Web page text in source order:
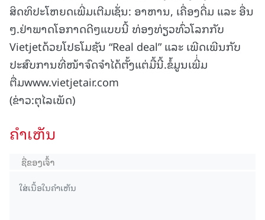
ສິດທິປະໂຫຍດເພີ່ມເຕີມເຊັ່ນ: ອາຫານ, ເຄື່ອງດື່ມ ແລະ ອື່ນ
ໆ.ຢ່າພາດໂອກາດດີໆແບບນີ້ ທ່ອງທ່ຽວທົ່ວໂລກກັບ
Vietjetດ້ວຍໂປຣໂມຊັນ “Real deal” ແລະ ເພີດເພີນກັບ
ປະສົບການທີ່ໜ້າຈົດຈຳໄດ້ຕັ້ງແຕ່ມື້ນີ້.ຂໍ້ມູນເພີ່່ມ
ຕື່ມwww.vietjetair.com
(ຂ່າວ:ຕຸໄລເພັດ)
ຄໍາເຫັນ